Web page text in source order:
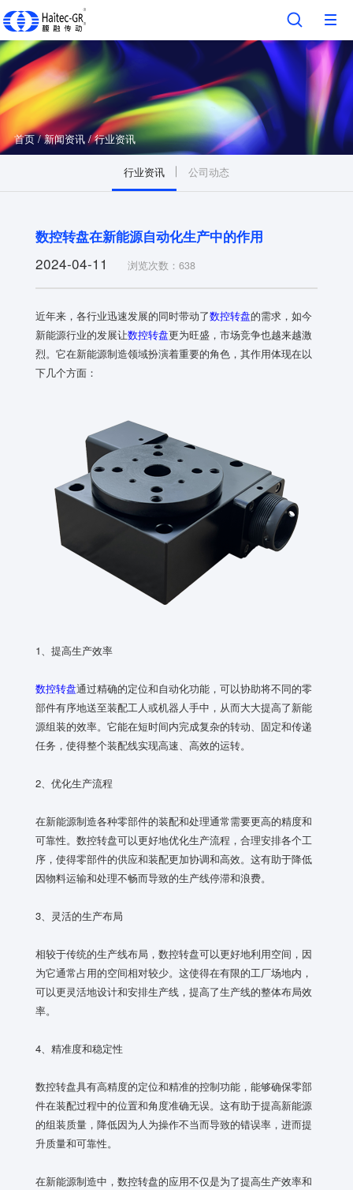
首页 / 新闻资讯 / 行业资讯
行业资讯 公司动态
数控转盘在新能源自动化生产中的作用
2024-04-11 浏览次数：638
近年来，各行业迅速发展的同时带动了数控转盘的需求，如今
新能源行业的发展让数控转盘更为旺盛，市场竞争也越来越激
烈。它在新能源制造领域扮演着重要的角色，其作用体现在以
下几个方面：
1、提高生产效率
数控转盘通过精确的定位和自动化功能，可以协助将不同的零
部件有序地送至装配工人或机器人手中，从而大大提高了新能
源组装的效率。它能在短时间内完成复杂的转动、固定和传递
任务，使得整个装配线实现高速、高效的运转。
2、优化生产流程
在新能源制造各种零部件的装配和处理通常需要更高的精度和
可靠性。数控转盘可以更好地优化生产流程，合理安排各个工
序，使得零部件的供应和装配更加协调和高效。这有助于降低
因物料运输和处理不畅而导致的生产线停滞和浪费。
3、灵活的生产布局
相较于传统的生产线布局，数控转盘可以更好地利用空间，因
为它通常占用的空间相对较少。这使得在有限的工厂场地内，
可以更灵活地设计和安排生产线，提高了生产线的整体布局效
率。
4、精准度和稳定性
数控转盘具有高精度的定位和精准的控制功能，能够确保零部
件在装配过程中的位置和角度准确无误。这有助于提高新能源
的组装质量，降低因为人为操作不当而导致的错误率，进而提
升质量和可靠性。
在新能源制造中，数控转盘的应用不仅是为了提高生产效率和